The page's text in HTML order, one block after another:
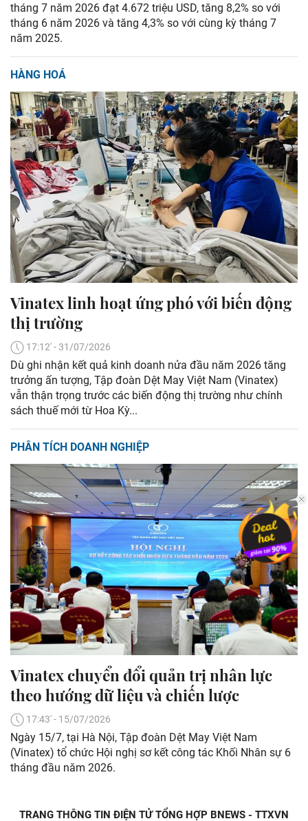
tháng 7 năm 2026 đạt 4.672 triệu USD, tăng 8,2% so với
tháng 6 năm 2026 và tăng 4,3% so với cùng kỳ tháng 7
năm 2025.
HÀNG HOÁ
Vinatex linh hoạt ứng phó với biến động
thị trường
17:12' - 31/07/2026
Dù ghi nhận kết quả kinh doanh nửa đầu năm 2026 tăng
trưởng ấn tượng, Tập đoàn Dệt May Việt Nam (Vinatex)
vẫn thận trọng trước các biến động thị trường như chính
sách thuế mới từ Hoa Kỳ...
PHÂN TÍCH DOANH NGHIỆP
Vinatex chuyển đổi quản trị nhân lực
theo hướng dữ liệu và chiến lược
17:43' - 15/07/2026
Ngày 15/7, tại Hà Nội, Tập đoàn Dệt May Việt Nam
(Vinatex) tổ chức Hội nghị sơ kết công tác Khối Nhân sự 6
tháng đầu năm 2026.
TRANG THÔNG TIN ĐIỆN TỬ TỔNG HỢP BNEWS - TTXVN